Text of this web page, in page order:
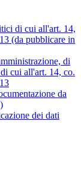
di cui all'art. 14,
(da pubblicare in
di
cui all'art. 14, co.
da
dei dati